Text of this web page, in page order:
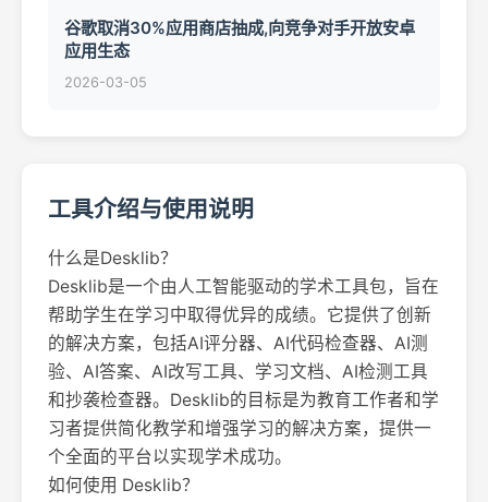
谷歌取消30%应用商店抽成,向竞争对手开放安卓
应用生态
2026-03-05
工具介绍与使用说明
什么是Desklib？
Desklib是一个由人工智能驱动的学术工具包，旨在
帮助学生在学习中取得优异的成绩。它提供了创新
的解决方案，包括AI评分器、AI代码检查器、AI测
验、AI答案、AI改写工具、学习文档、AI检测工具
和抄袭检查器。Desklib的目标是为教育工作者和学
习者提供简化教学和增强学习的解决方案，提供一
个全面的平台以实现学术成功。
如何使用 Desklib？